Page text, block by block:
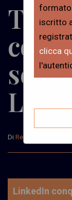
Di Redazione
LinkedIn
formato
iscritto
clicca